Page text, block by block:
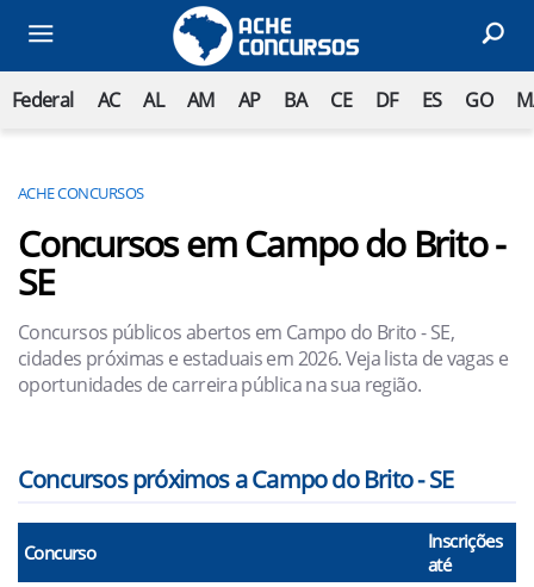
Federal AC AL AM AP BA CE DF ES GO
ACHE CONCURSOS
Concursos em Campo do Brito -
SE
Concursos públicos abertos em Campo do Brito - SE,
cidades próximas e estaduais em 2026. Veja lista de vagas e
oportunidades de carreira pública na sua região.
Concursos próximos a Campo do Brito - SE
Concurso
Inscrições
até